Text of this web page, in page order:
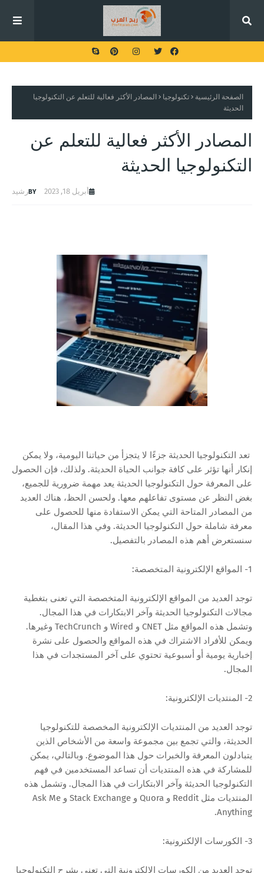
الصفحة الرئيسية تكنولوجيا
المصادر الأكثر فعالية للتعلم عن التكنولوجيا
الحديثة
المصادر الأكثر فعالية للتعلم عن
التكنولوجيا الحديثة
رشيد أبريل 18, 2023
تعد التكنولوجيا الحديثة جزءًا لا يتجزأ من حياتنا اليومية، ولا يمكن
إنكار أنها تؤثر على كافة جوانب الحياة الحديثة. ولذلك، فإن الحصول
على المعرفة حول التكنولوجيا الحديثة يعد مهمة ضرورية للجميع،
بغض النظر عن مستوى تفاعلهم معها. ولحسن الحظ، هناك العديد
من المصادر المتاحة التي يمكن الاستفادة منها للحصول على
معرفة شاملة حول التكنولوجيا الحديثة. وفي هذا المقال،
سنستعرض أهم هذه المصادر بالتفصيل.
1- المواقع الإلكترونية المتخصصة:
توجد العديد من المواقع الإلكترونية المتخصصة التي تعنى بتغطية
مجالات التكنولوجيا الحديثة وآخر الابتكارات في هذا المجال.
وتشمل هذه المواقع مثل CNET و Wired و TechCrunch وغيرها.
ويمكن للأفراد الاشتراك في هذه المواقع والحصول على نشرة
إخبارية يومية أو أسبوعية تحتوي على آخر المستجدات في هذا
المجال.
2- المنتديات الإلكترونية:
توجد العديد من المنتديات الإلكترونية المخصصة للتكنولوجيا
الحديثة، والتي تجمع بين مجموعة واسعة من الأشخاص الذين
يتبادلون المعرفة والخبرات حول هذا الموضوع. وبالتالي، يمكن
للمشاركة في هذه المنتديات أن تساعد المستخدمين في فهم
التكنولوجيا الحديثة وآخر الابتكارات في هذا المجال. وتشمل هذه
المنتديات مثل Reddit و Quora و Stack Exchange و Ask Me
Anything.
3- الكورسات الإلكترونية:
توجد العديد من الكورسات الإلكترونية التي تعنى بشرح التكنولوجيا